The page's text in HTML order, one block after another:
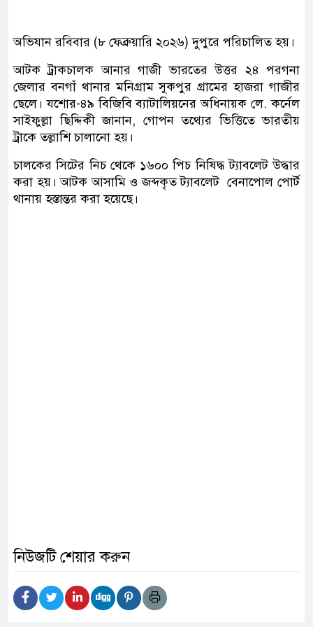
অভিযান রবিবার (৮ ফেব্রুয়ারি ২০২৬) দুপুরে পরিচালিত হয়।
আটক ট্রাকচালক আনার গাজী ভারতের উত্তর ২৪ পরগনা
জেলার বনগাঁ থানার মনিগ্রাম সুকপুর গ্রামের হাজরা গাজীর
ছেলে। যশোর-৪৯ বিজিবি ব্যাটালিয়নের অধিনায়ক লে. কর্নেল
সাইফুল্লা ছিদ্দিকী জানান, গোপন তথ্যের ভিত্তিতে ভারতীয়
ট্রাকে তল্লাশি চালানো হয়।
চালকের সিটের নিচ থেকে ১৬০০ পিচ নিষিদ্ধ ট্যাবলেট উদ্ধার
করা হয়। আটক আসামি ও জব্দকৃত ট্যাবলেট বেনাপোল পোর্ট
থানায় হস্তান্তর করা হয়েছে।
নিউজটি শেয়ার করুন